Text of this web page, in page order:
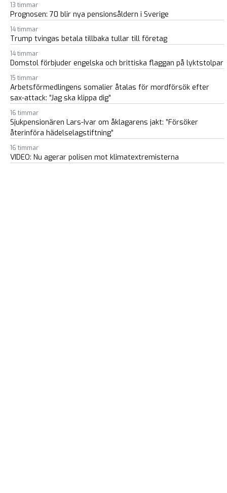
13 timmar
Prognosen: 70 blir nya pensionsåldern i Sverige
14 timmar
Trump tvingas betala tillbaka tullar till företag
14 timmar
Domstol förbjuder engelska och brittiska flaggan på lyktstolpar
15 timmar
Arbetsförmedlingens somalier åtalas för mordförsök efter
sax-attack: ”Jag ska klippa dig”
16 timmar
Sjukpensionären Lars-Ivar om åklagarens jakt: ”Försöker
återinföra hädelselagstiftning”
16 timmar
VIDEO: Nu agerar polisen mot klimatextremisterna